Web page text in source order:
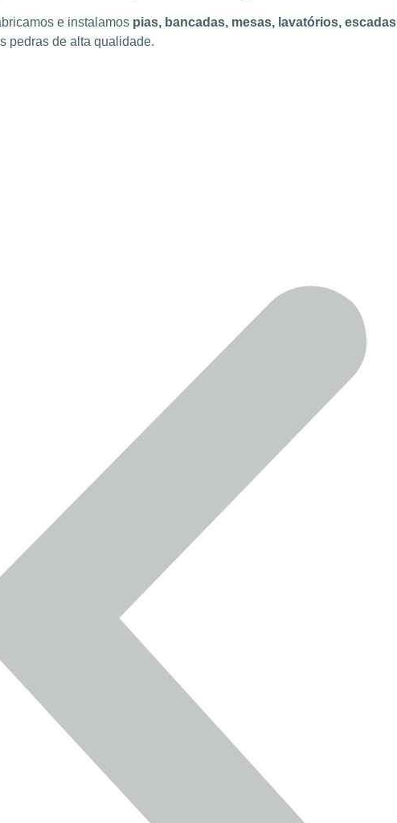
e instalamos pias, bancadas, mesas, lavatórios, escadas
pedras de alta qualidade.